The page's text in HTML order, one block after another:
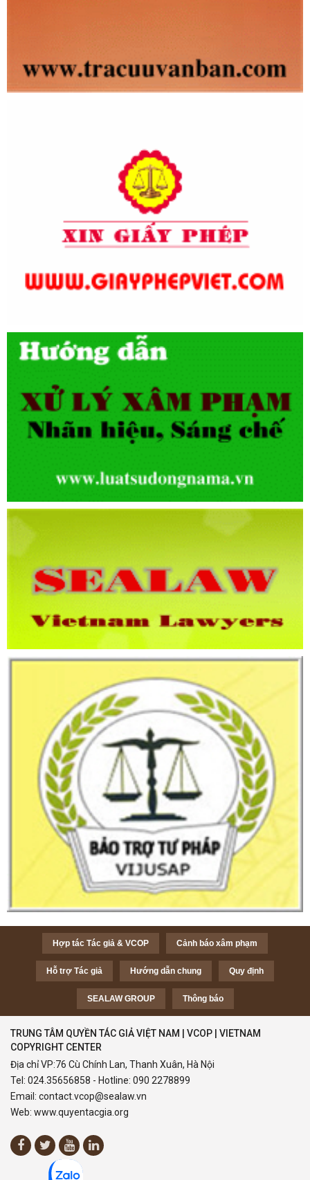
Hợp tác Tác giả & VCOP Cảnh báo xâm phạm
Hỗ trợ Tác giả Hướng dẫn chung Quy định
SEALAW GROUP Thông báo
TRUNG TÂM QUYỀN TÁC GIẢ VIỆT NAM | VCOP | VIETNAM
COPYRIGHT CENTER
Địa chỉ VP:76 Cù Chính Lan, Thanh Xuân, Hà Nội
Tel: 024.35656858 - Hotline: 090 2278899
Email: contact.vcop@sealaw.vn
Web: www.quyentacgia.org